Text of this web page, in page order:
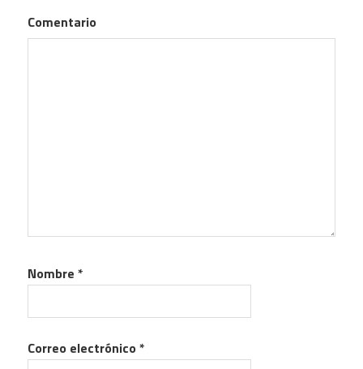
Comentario
Nombre *
Correo electrónico *